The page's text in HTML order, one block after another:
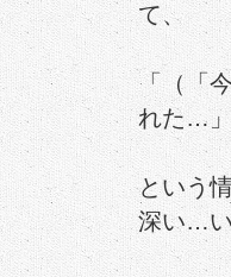
て、
「（「
れた…
という
深い…